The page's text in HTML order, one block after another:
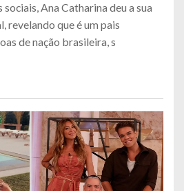
Ana Catharina deu a sua
revelando que é um pais
de nação brasileira, s